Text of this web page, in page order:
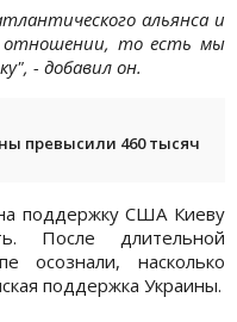
альянса и
отношении, то есть мы
- добавил он.
превысили 460 тысяч
поддержку США Киеву
После длительной
насколько
поддержка Украины.